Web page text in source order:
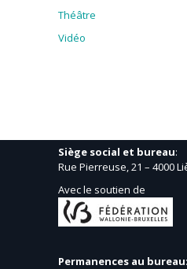
Théâtre
Vidéo
Siège social et bureau:
Rue Pierreuse, 21 – 4000
Avec le soutien de
Permanences au bureau